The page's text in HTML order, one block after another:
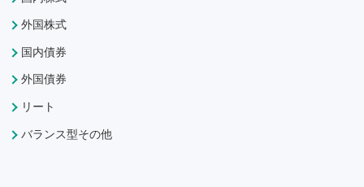
外国株式
国内債券
外国債券
リート
バランス型その他